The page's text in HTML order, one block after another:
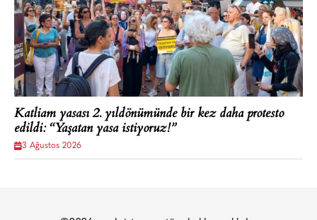
Katliam yasası 2. yıldönümünde bir kez daha protesto
edildi: “Yaşatan yasa istiyoruz!”
3 Ağustos 2026